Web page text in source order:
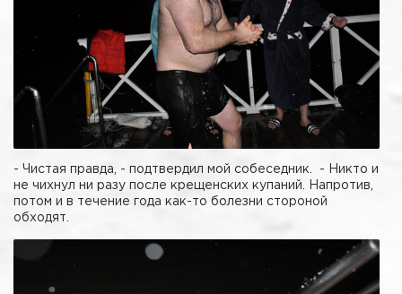
- Чистая правда, - подтвердил мой собеседник. - Никто и
не чихнул ни разу после крещенских купаний. Напротив,
потом и в течение года как-то болезни стороной
обходят.